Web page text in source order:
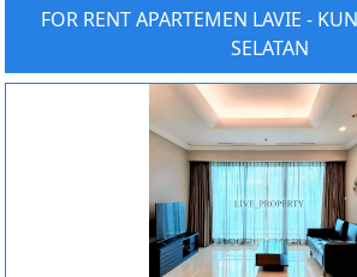
FOR RENT APARTEMEN LAVIE -
SELATAN